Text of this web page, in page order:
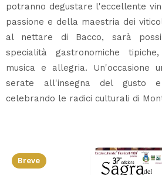
potranno degustare l'eccellente
passione e della maestria dei
al nettare di Bacco, sarà
specialità gastronomiche
musica e allegria. Un'occasione
serate all'insegna del gusto
celebrando le radici culturali di
Breve